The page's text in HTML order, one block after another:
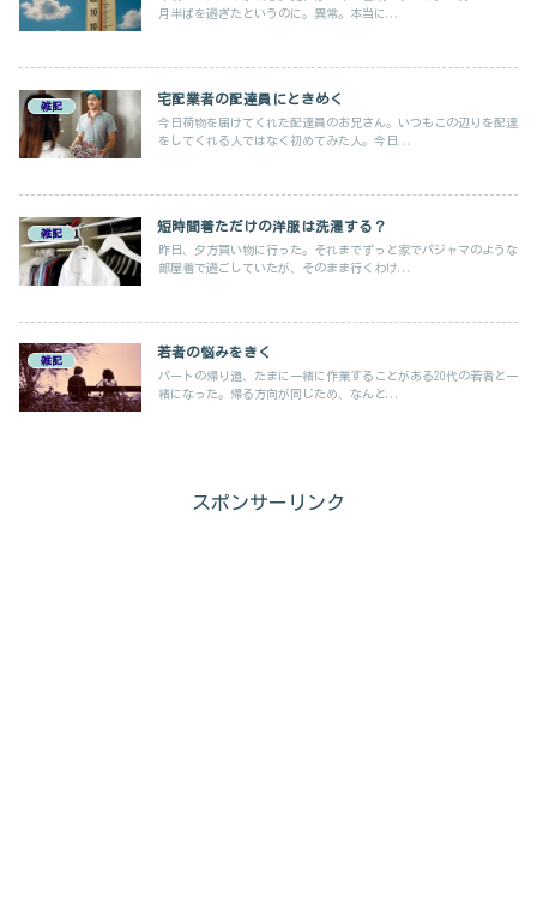
月半ばを過ぎたというのに。異常。本当に...
雑記
宅配業者の配達員にときめく
今日荷物を届けてくれた配達員のお兄さん。いつもこの辺りを配達
をしてくれる人ではなく初めてみた人。今日...
雑記
短時間着ただけの洋服は洗濯する？
昨日、夕方買い物に行った。それまでずっと家でパジャマのような
部屋着で過ごしていたが、そのまま行くわけ...
雑記
若者の悩みをきく
パートの帰り道、たまに一緒に作業することがある20代の若者と一
緒になった。帰る方向が同じため、なんと...
スポンサーリンク